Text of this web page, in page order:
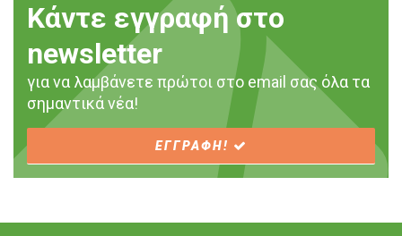
Κάντε εγγραφή στο
newsletter
για να λαμβάνετε πρώτοι στο email σας όλα τα
σημαντικά νέα!
ΕΓΓΡΑΦΗ!